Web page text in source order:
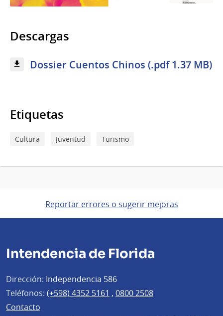
Descargas
Dossier Cuentos Chinos (.pdf 1.37 MB)
Etiquetas
Cultura Juventud Turismo
Reportar errores o sugerir mejoras
Intendencia de Florida
Dirección: Independencia 586
Teléfonos: (+598) 4352 5161 , 0800 2508
Contacto